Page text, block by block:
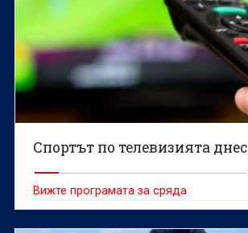
Спортът по телевизията днес
Вижте програмата за сряда